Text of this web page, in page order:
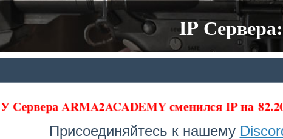
IP
У Сервера ARMA2ACADEMY сменился IP на
Присоединяйтесь к нашему